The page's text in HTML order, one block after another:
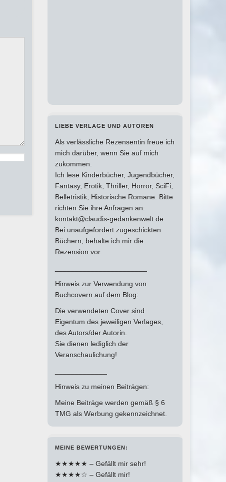
LIEBE VERLAGE UND AUTOREN
Als verlässliche Rezensentin freue ich
mich darüber, wenn Sie auf mich
zukommen.
Ich lese Kinderbücher, Jugendbücher,
Fantasy, Erotik, Thriller, Horror, SciFi,
Belletristik, Historische Romane. Bitte
richten Sie ihre Anfragen an:
kontakt@claudis-gedankenwelt.de
Bei unaufgefordert zugeschickten
Büchern, behalte ich mir die
Rezension vor.
Hinweis zur Verwendung von
Buchcovern auf dem Blog:
Die verwendeten Cover sind
Eigentum des jeweiligen Verlages,
des Autors/der Autorin.
Sie dienen lediglich der
Veranschaulichung!
Hinweis zu meinen Beiträgen:
Meine Beiträge werden gemäß § 6
TMG als Werbung gekennzeichnet.
MEINE BEWERTUNGEN:
★★★★★ – Gefällt mir sehr!
★★★★☆ – Gefällt mir!